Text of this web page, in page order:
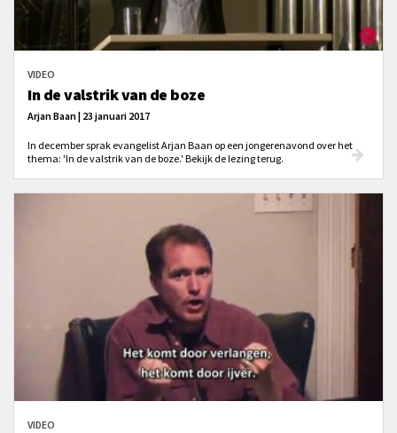
VIDEO
In de valstrik van de boze
Arjan Baan | 23 januari 2017
In december sprak evangelist Arjan Baan op een jongerenavond over het
thema: 'In de valstrik van de boze.' Bekijk de lezing terug.
VIDEO